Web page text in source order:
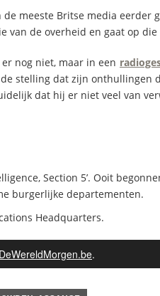
meeste Britse media eerder
van de overheid en gaat op
nog niet, maar in een
stelling dat zijn onthullingen
dat hij er niet veel van
Section 5’. Ooit
burgerlijke departementen.
Headquarters.
DeWereldMorgen.be.